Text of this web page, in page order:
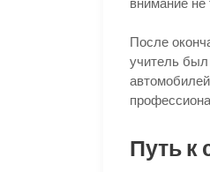
После
учитель был
Путь к